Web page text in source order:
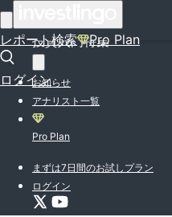
レポート検索 Pro Plan
ログイン
投資入門特集
お知らせ
アナリスト一覧
Pro Plan
まずは7日間のお試しプラン
ログイン